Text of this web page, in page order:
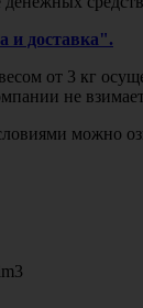
и доставка".
весом от 3
не
можно